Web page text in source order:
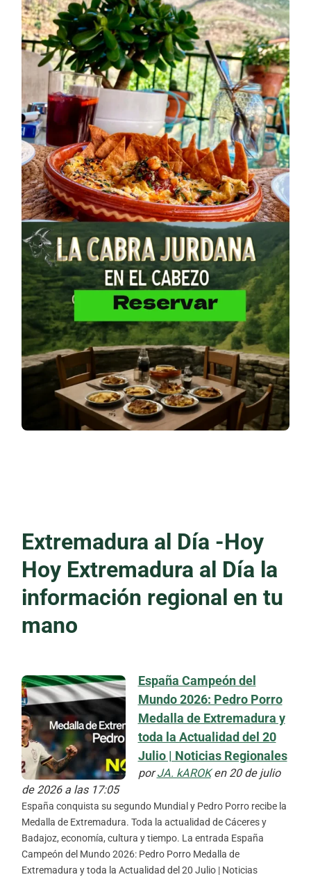
Extremadura al Día -Hoy
Hoy Extremadura al Día la
información regional en tu
mano
España Campeón del
Mundo 2026: Pedro Porro
Medalla de Extremadura y
toda la Actualidad del 20
Julio | Noticias Regionales
porJA. kAROKen 20 de julio
de 2026 a las 17:05
España conquista su segundo Mundial y Pedro Porro recibe la
Medalla de Extremadura. Toda la actualidad de Cáceres y
Badajoz, economía, cultura y tiempo. La entrada España
Campeón del Mundo 2026: Pedro Porro Medalla de
Extremadura y toda la Actualidad del 20 Julio | Noticias